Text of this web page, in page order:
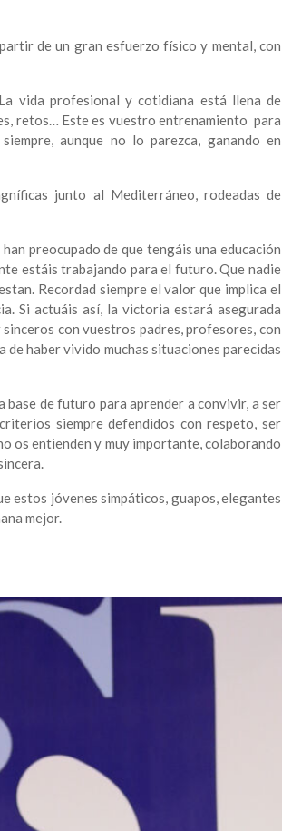
de un gran esfuerzo físico y mental, con
vida profesional y cotidiana está llena de
retos… Este es vuestro entrenamiento para
aunque no lo parezca, ganando en
junto al Mediterráneo, rodeadas de
preocupado de que tengáis una educación
estáis trabajando para el futuro. Que nadie
Recordad siempre el valor que implica el
Si actuáis así, la victoria estará asegurada
con vuestros padres, profesores, con
haber vivido muchas situaciones parecidas
de futuro para aprender a convivir, a ser
siempre defendidos con respeto, ser
os entienden y muy importante, colaborando
estos jóvenes simpáticos, guapos, elegantes
mejor.